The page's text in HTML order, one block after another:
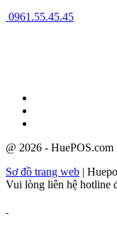
0961.55.45.45
@ 2026 - HuePOS.com
Sơ đồ trang web |
Vui lòng liên hệ hotline